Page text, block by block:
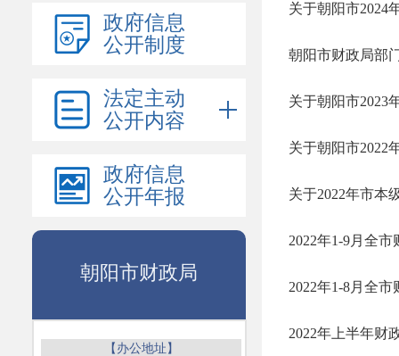
政府信息
公开制度
法定主动
公开内容
政府信息
公开年报
朝阳市财政局
【办公地址】
关于朝阳市2024
朝阳市财政局部
关于朝阳市2023
关于朝阳市2022
关于2022年市本
2022年1-9月全
2022年1-8月全
2022年上半年财